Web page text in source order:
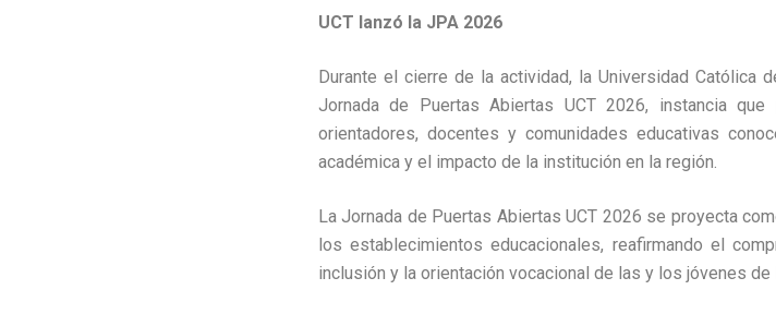
UCT lanzó la JPA 2026
Durante el cierre de la actividad, la Universidad Católica
Jornada de Puertas Abiertas UCT 2026, instancia
orientadores, docentes y comunidades educativas
académica y el impacto de la institución en la región.
La Jornada de Puertas Abiertas UCT 2026 se proyecta
los establecimientos educacionales, reafirmando el
inclusión y la orientación vocacional de las y los jóvenes de